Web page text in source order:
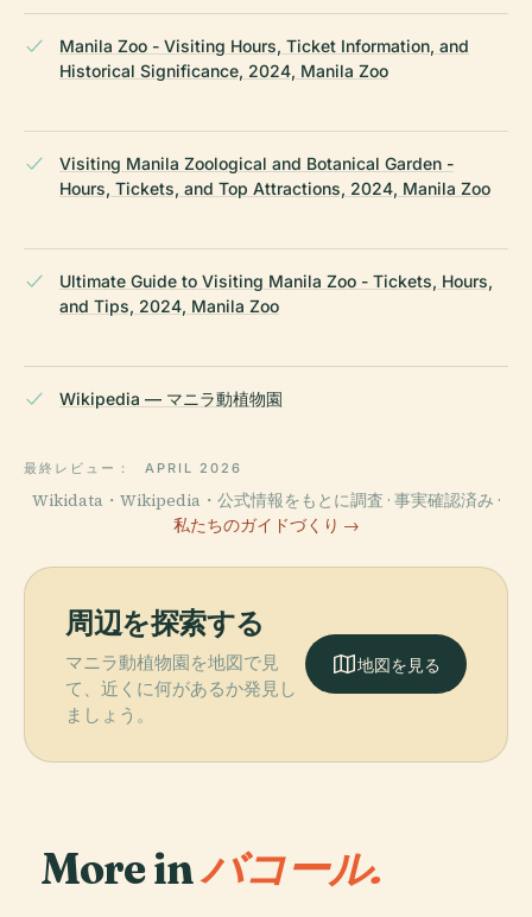
Manila Zoo - Visiting Hours, Ticket Information, and
Historical Significance, 2024, Manila Zoo
Visiting Manila Zoological and Botanical Garden -
Hours, Tickets, and Top Attractions, 2024, Manila Zoo
Ultimate Guide to Visiting Manila Zoo - Tickets, Hours,
and Tips, 2024, Manila Zoo
Wikipedia — マニラ動植物園
最終レビュー： APRIL 2026
Wikidata・Wikipedia・公式情報をもとに調査 · 事実確認済み ·
私たちのガイドづくり →
周辺を探索する
マニラ動植物園を地図で見
て、近くに何があるか発見し
ましょう。
地図を見る
More inバコール.